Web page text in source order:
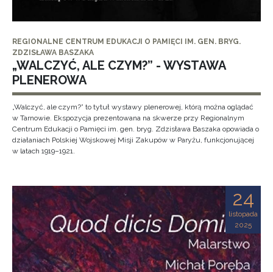
REGIONALNE CENTRUM EDUKACJI O PAMIĘCI IM. GEN. BRYG.
ZDZISŁAWA BASZAKA
„WALCZYĆ, ALE CZYM?” - WYSTAWA
PLENEROWA
„Walczyć, ale czym?” to tytuł wystawy plenerowej, którą można oglądać
w Tarnowie. Ekspozycja prezentowana na skwerze przy Regionalnym
Centrum Edukacji o Pamięci im. gen. bryg. Zdzisława Baszaka opowiada o
działaniach Polskiej Wojskowej Misji Zakupów w Paryżu, funkcjonującej
w latach 1919–1921.
24
listopada
2025